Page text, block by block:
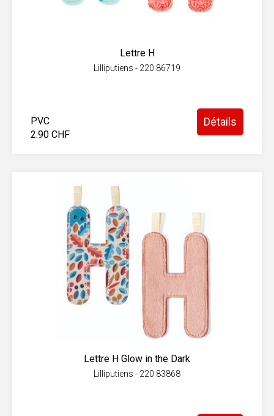
Lettre H
Lilliputiens - 220.86719
PVC
2.90 CHF
Détails
Lettre H Glow in the Dark
Lilliputiens - 220.83868